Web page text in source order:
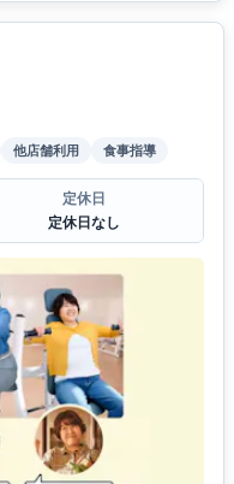
他店舗利用 食事指導
定休日
定休日なし